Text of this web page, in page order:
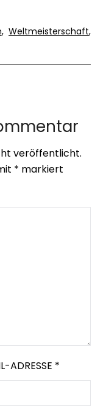
,Weltmeisterschaft,
veröffentlicht.
* markiert
ADRESSE *